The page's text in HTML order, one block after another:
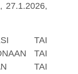
27.1.2026,
TAI
TAI
TAI